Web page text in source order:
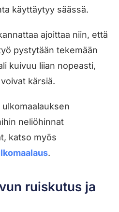
käyttäytyy säässä.
ajoittaa niin, että
pystytään tekemään
kuivuu liian nopeasti,
kärsiä.
neliöhinnat
katso myös
.
ruiskutus ja